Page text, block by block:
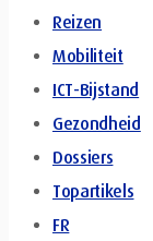
Reizen
Mobiliteit
ICT-Bijstand
Gezondheid
Dossiers
Topartikels
FR